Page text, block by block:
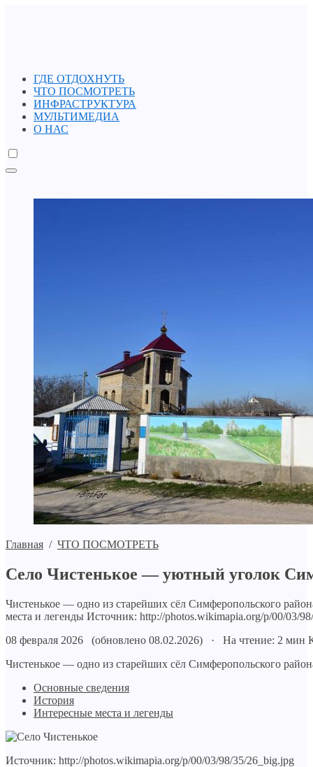
ГДЕ ОТДОХНУТЬ
ЧТО ПОСМОТРЕТЬ
ИНФРАСТРУКТУРА
МУЛЬТИМЕДИА
О НАС
Главная / ЧТО ПОСМОТРЕТЬ
Село Чистенькое — уютный уголок
Чистенькое — одно из старейших сёл Симферопольского
места и легенды Источник: http://photos.wikimapia.org/p/00/03/
08 февраля 2026 (обновлено 08.02.2026) · На чтение: 2 мин
Чистенькое — одно из старейших сёл Симферопольского
Основные сведения
История
Интересные места и легенды
Источник: http://photos.wikimapia.org/p/00/03/98/35/26_big.jpg